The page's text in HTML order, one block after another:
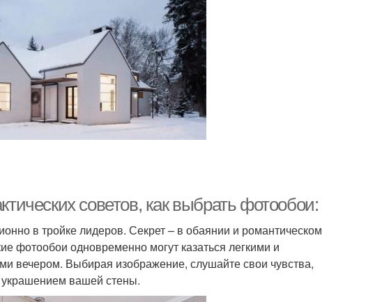
советов, как выбрать фотообои:
в тройке лидеров. Секрет – в обаянии и романтическом
фотообои одновременно могут казаться легкими и
вечером. Выбирая изображение, слушайте свои чувства,
украшением вашей стены.